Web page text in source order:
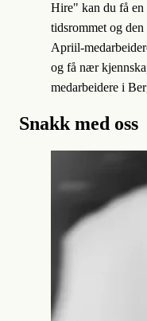
Hire" kan du få en
tidsrommet og
Apriil-
og få nær
medarbeidere i
Snakk med oss